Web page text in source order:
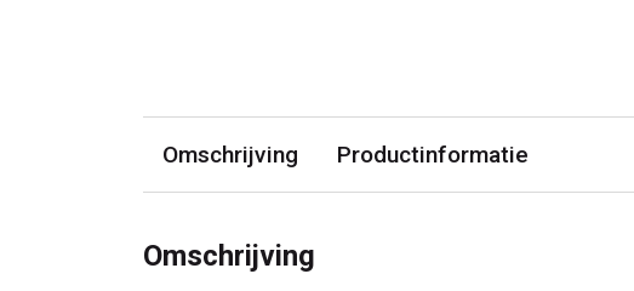
Omschrijving Productinformatie
Omschrijving